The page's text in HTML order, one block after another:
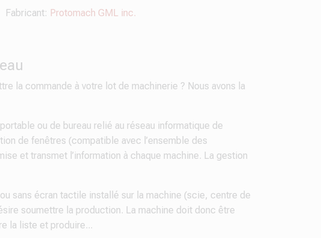
Fabricant: Protomach GML inc.
la commande à votre lot de machinerie ? Nous avons la
ou de bureau relié au réseau informatique de
de fenêtres (compatible avec l’ensemble des
et transmet l’information à chaque machine. La gestion
sans écran tactile installé sur la machine (scie, centre de
soumettre la production. La machine doit donc être
la liste et produire...